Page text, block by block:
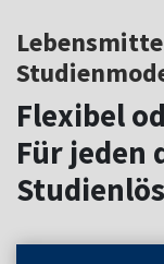
Flexibel
Für jeden